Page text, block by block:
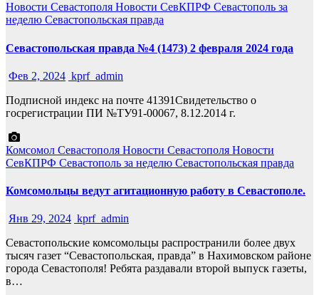
Новости Севастополя Новости СевКПРФ Севастополь за
неделю Севастопольская правда
Севастопольская правда №4 (1473) 2 февраля 2024 года
Фев 2, 2024 kprf_admin
Подписной индекс на почте 41391Свидетельство о
госрегистрации ПИ №ТУ91-00067, 8.12.2014 г.
Комсомол Севастополя Новости Севастополя Новости
СевКПРФ Севастополь за неделю Севастопольская правда
Комсомольцы ведут агитационную работу в Севастополе.
Янв 29, 2024 kprf_admin
Севастопольские комсомольцы распространили более двух
тысяч газет “Севастопольская, правда” в Нахимовском районе
города Севастополя! Ребята раздавали второй выпуск газеты,
в…